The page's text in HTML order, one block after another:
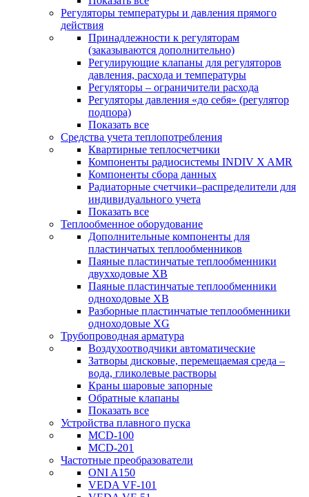
Регуляторы температуры и давления прямого
действия
Принадлежности к регуляторам
(заказываются дополнительно)
Регулирующие клапаны для регуляторов
давления, расхода и температуры
Регуляторы – ограничители расхода
Регуляторы давления «до себя» (регулятор
подпора)
Показать все
Средства учета теплопотребления
Квартирные теплосчетчики
Компоненты радиосистемы INDIV X AMR
Компоненты сбора данных
Радиаторные счетчики–распределители для
индивидуального учета
Показать все
Теплообменное оборудование
Дополнительные компоненты для
пластинчатых теплообменников
Паяные пластинчатые теплообменники
двухходовые XB
Паяные пластинчатые теплообменники
одноходовые ХВ
Разборные пластинчатые теплообменники
одноходовые ХG
Трубопроводная арматура
Воздухоотводчики автоматические
Затворы дисковые, перемещаемая среда –
вода, гликолевые растворы
Краны шаровые запорные
Обратные клапаны
Показать все
Устройства плавного пуска
MCD-100
MCD-201
Частотные преобразователи
ONI A150
VEDA VF-101